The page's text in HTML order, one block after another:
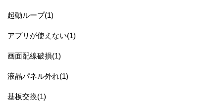
起動ループ(1)
アプリが使えない(1)
画面配線破損(1)
液晶パネル外れ(1)
基板交換(1)